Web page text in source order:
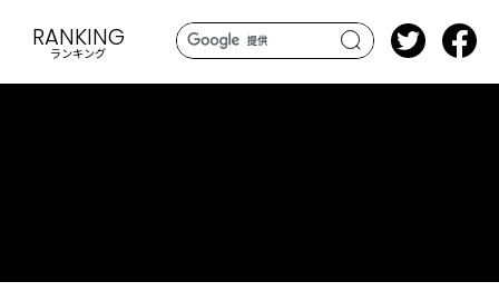
search
RANKING
ランキング